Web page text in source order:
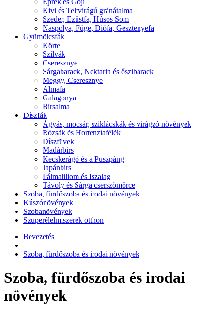
Kivi és Teltvirágú gránátalma
Szeder, Ezüstfa, Húsos Som
Naspolya, Füge, Diófa, Gesztenyefa
Gyümölcsfák
Körte
Szilvák
Cseresznye
Sárgabarack, Nektarin és őszibarack
Meggy, Cseresznye
Almafa
Galagonya
Birsalma
Díszfák
Ágyás, mocsár, sziklácskák és virágzó növények
Rózsák és Hortenziafélék
Díszfüvek
Madárbirs
Kecskerágó és a Puszpáng
Japánbirs
Pálmaliliom és Iszalag
Távoly és Sárga cserszömörce
Szoba, fürdőszoba és irodai növények
Kúszónövények
Szobanövények
Szuperélelmiszerek otthon
Bevezetés
Szoba, fürdőszoba és irodai növények
Szoba, fürdőszoba és irodai
növények